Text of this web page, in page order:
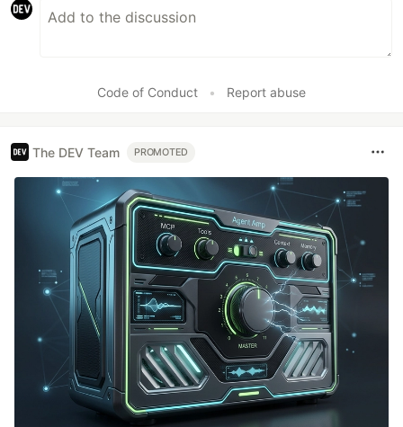
Code of Conduct • Report abuse
The DEV Team PROMOTED